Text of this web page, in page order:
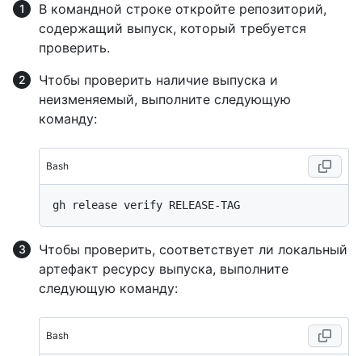
В командной строке откройте репозиторий,
содержащий выпуск, который требуется
проверить.
Чтобы проверить наличие выпуска и
неизменяемый, выполните следующую
команду:
Bash
Чтобы проверить, соответствует ли локальный
артефакт ресурсу выпуска, выполните
следующую команду:
Bash